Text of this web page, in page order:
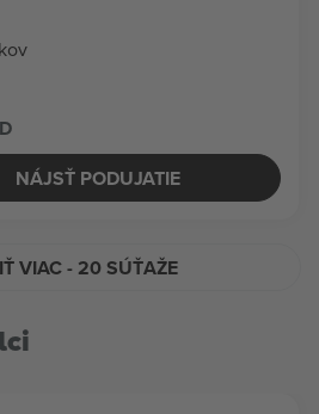
NÁJSŤ PODUJATIE
VIAC- 20 SÚŤAŽE